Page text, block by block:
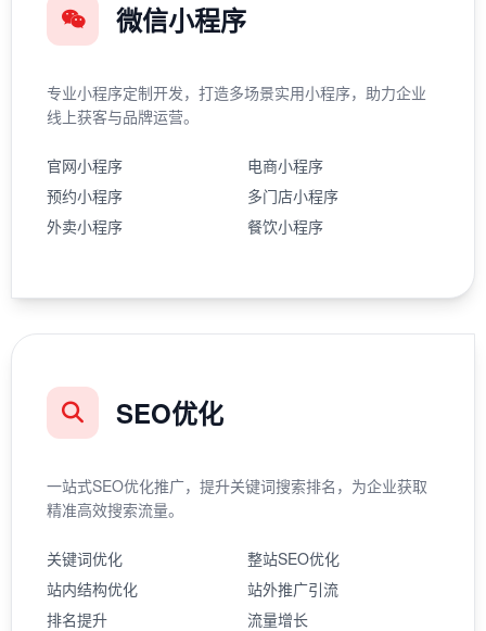
微信小程序
专业小程序定制开发，打造多场景实用小程序，助力企业
线上获客与品牌运营。
官网小程序
电商小程序
预约小程序
多门店小程序
外卖小程序
餐饮小程序
SEO优化
一站式SEO优化推广，提升关键词搜索排名，为企业获取
精准高效搜索流量。
关键词优化
整站SEO优化
站内结构优化
站外推广引流
排名提升
流量增长